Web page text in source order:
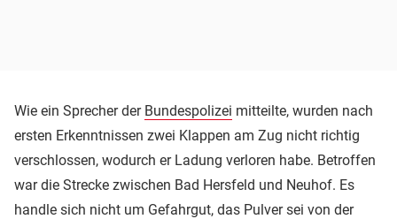
Wie ein Sprecher der Bundespolizei mitteilte, wurden nach
ersten Erkenntnissen zwei Klappen am Zug nicht richtig
verschlossen, wodurch er Ladung verloren habe. Betroffen
war die Strecke zwischen Bad Hersfeld und Neuhof. Es
handle sich nicht um Gefahrgut, das Pulver sei von der